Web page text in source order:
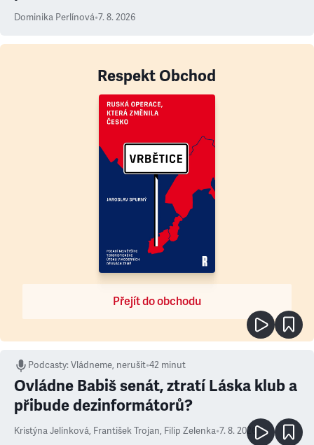
Dominika Perlínová•7. 8. 2026
Respekt Obchod
Přejít do obchodu
Podcasty:Vládneme, nerušit•42 minut
Ovládne Babiš senát, ztratí Láska klub a
přibude dezinformátorů?
Kristýna Jelínková, František Trojan, Filip Zelenka•7. 8. 2026